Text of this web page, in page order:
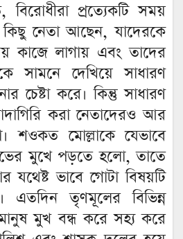
বিরোধীরা প্রত্যেকটি সময়
নেতা আছেন, যাদেরকে
লাগায় এবং তাদের
সামনে দেখিয়ে সাধারণ
চেষ্টা করে। কিন্তু সাধারণ
করা নেতাদেরও আর
শওকত মোল্লাকে যেভাবে
মুখে পড়তে হলো, তাতে
যথেষ্ট ভাবে গোটা বিষয়টি
এতদিন তৃণমূলের বিভিন্ন
মুখ বন্ধ করে সহ্য করে